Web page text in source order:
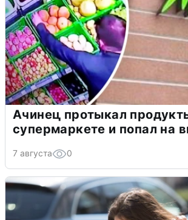
Ачинец протыкал
супермаркете и попал на
7 августа 0